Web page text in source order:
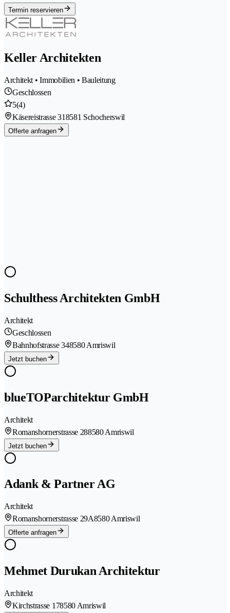
Termin reservieren
Keller Architekten
Architekt • Immobilien • Bauleitung
Geschlossen
5(4)
Käsereistrasse 318581 Schocherswil
Offerte anfragen
Schulthess Architekten GmbH
Architekt
Geschlossen
Bahnhofstrasse 348580 Amriswil
Jetzt buchen
blueTOParchitektur GmbH
Architekt
Romanshornerstrasse 288580 Amriswil
Jetzt buchen
Adank & Partner AG
Architekt
Romanshornerstrasse 29A8580 Amriswil
Offerte anfragen
Mehmet Durukan Architektur
Architekt
Kirchstrasse 178580 Amriswil